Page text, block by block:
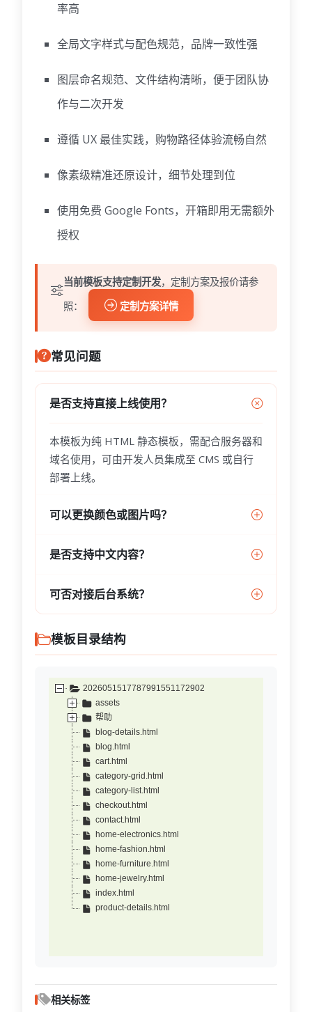
率高
全局文字样式与配色规范，品牌一致性强
图层命名规范、文件结构清晰，便于团队协
作与二次开发
遵循 UX 最佳实践，购物路径体验流畅自然
像素级精准还原设计，细节处理到位
使用免费 Google Fonts，开箱即用无需额外
授权
当前模板支持定制开发，定制方案及报价请参
照：
定制方案详情
常见问题
是否支持直接上线使用？
本模板为纯 HTML 静态模板，需配合服务器和
域名使用，可由开发人员集成至 CMS 或自行
部署上线。
可以更换颜色或图片吗？
是否支持中文内容？
可否对接后台系统？
模板目录结构
2026051517787991551172902
assets
帮助
blog-details.html
blog.html
cart.html
category-grid.html
category-list.html
checkout.html
contact.html
home-electronics.html
home-fashion.html
home-furniture.html
home-jewelry.html
index.html
product-details.html
相关标签